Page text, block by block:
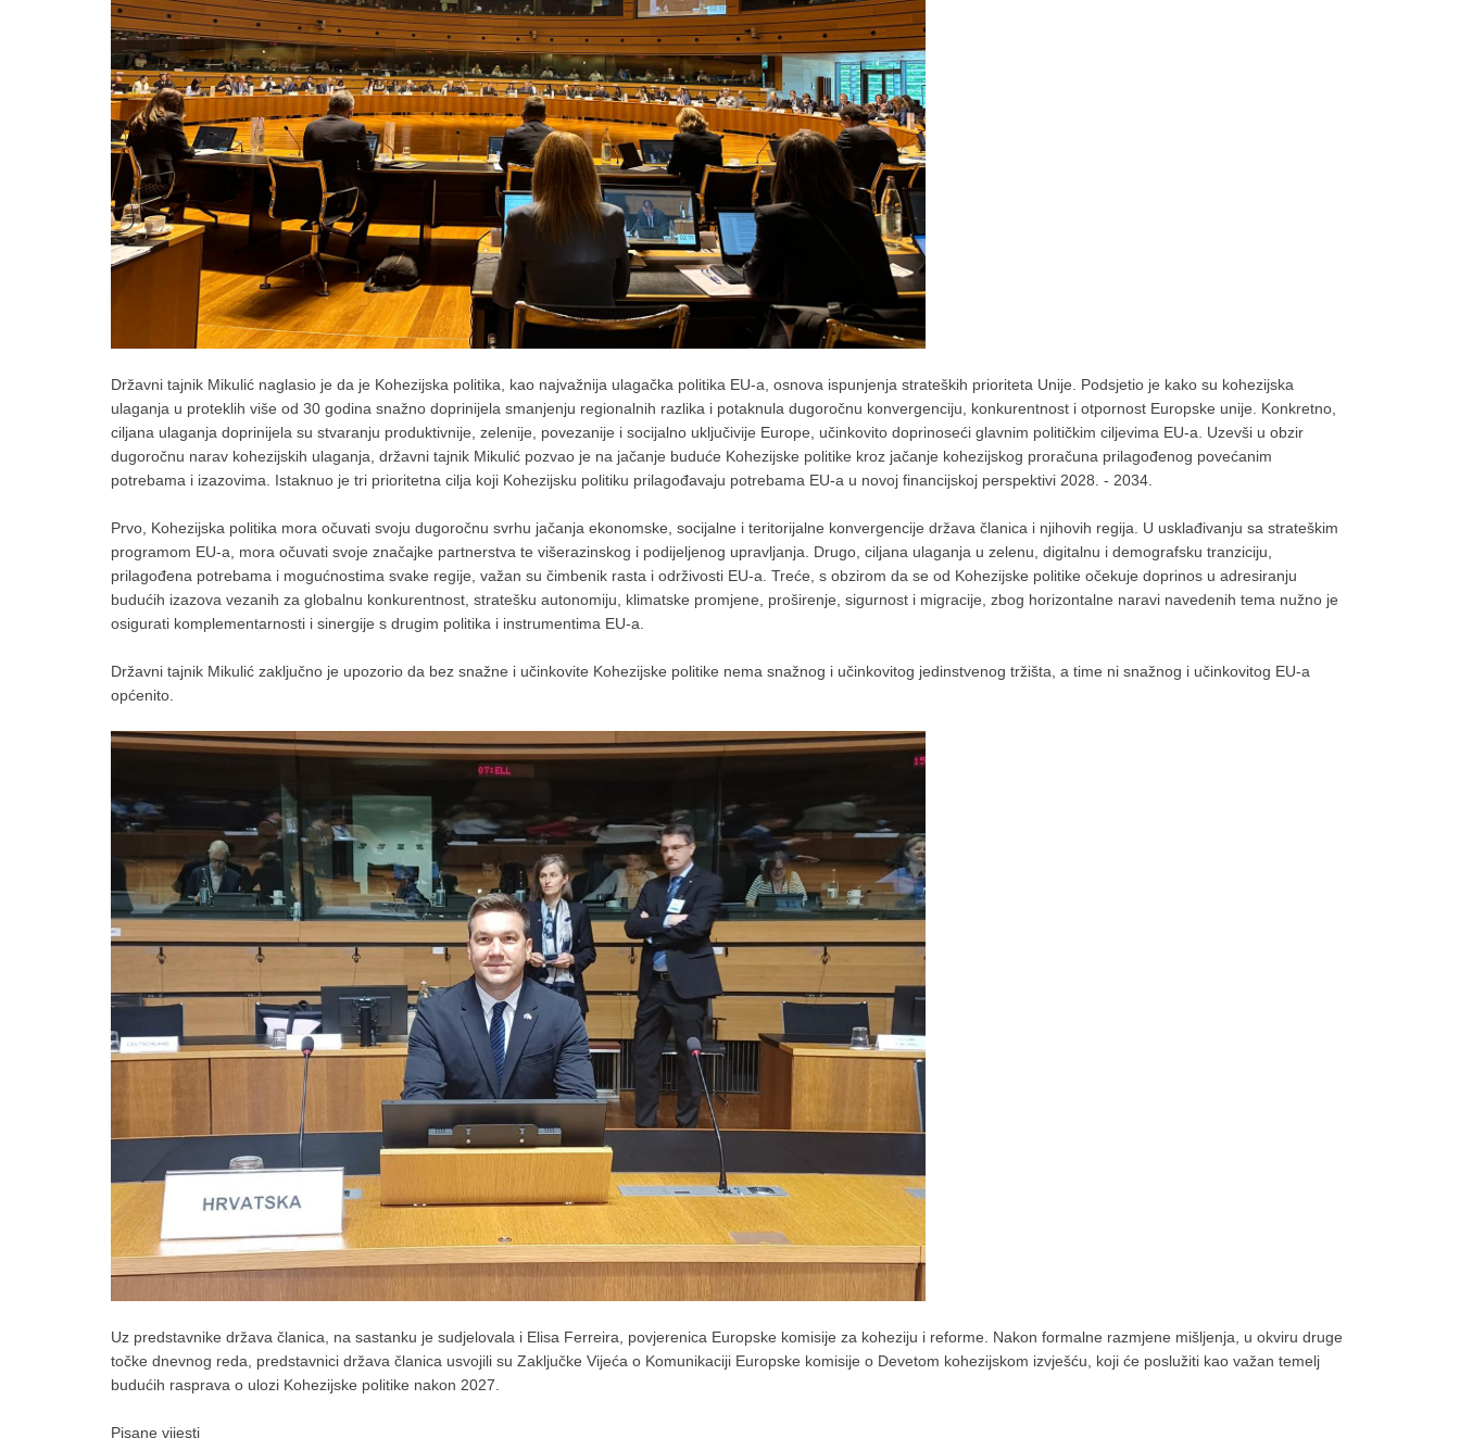
Državni tajnik Mikulić naglasio je da je Kohezijska politika, kao najvažnija ulagačka politika EU-a, osnova ispunjenja strateških prioriteta Unije. Podsjetio je kako su kohezijska
ulaganja u proteklih više od 30 godina snažno doprinijela smanjenju regionalnih razlika i potaknula dugoročnu konvergenciju, konkurentnost i otpornost Europske unije. Konkretno,
ciljana ulaganja doprinijela su stvaranju produktivnije, zelenije, povezanije i socijalno uključivije Europe, učinkovito doprinoseći glavnim političkim ciljevima EU-a. Uzevši u obzir
dugoročnu narav kohezijskih ulaganja, državni tajnik Mikulić pozvao je na jačanje buduće Kohezijske politike kroz jačanje kohezijskog proračuna prilagođenog povećanim
potrebama i izazovima. Istaknuo je tri prioritetna cilja koji Kohezijsku politiku prilagođavaju potrebama EU-a u novoj financijskoj perspektivi 2028. - 2034.
Prvo, Kohezijska politika mora očuvati svoju dugoročnu svrhu jačanja ekonomske, socijalne i teritorijalne konvergencije država članica i njihovih regija. U usklađivanju sa strateškim
programom EU-a, mora očuvati svoje značajke partnerstva te višerazinskog i podijeljenog upravljanja. Drugo, ciljana ulaganja u zelenu, digitalnu i demografsku tranziciju,
prilagođena potrebama i mogućnostima svake regije, važan su čimbenik rasta i održivosti EU-a. Treće, s obzirom da se od Kohezijske politike očekuje doprinos u adresiranju
budućih izazova vezanih za globalnu konkurentnost, stratešku autonomiju, klimatske promjene, proširenje, sigurnost i migracije, zbog horizontalne naravi navedenih tema nužno je
osigurati komplementarnosti i sinergije s drugim politika i instrumentima EU-a.
Državni tajnik Mikulić zaključno je upozorio da bez snažne i učinkovite Kohezijske politike nema snažnog i učinkovitog jedinstvenog tržišta, a time ni snažnog i učinkovitog EU-a
općenito.
Uz predstavnike država članica, na sastanku je sudjelovala i Elisa Ferreira, povjerenica Europske komisije za koheziju i reforme. Nakon formalne razmjene mišljenja, u okviru druge
točke dnevnog reda, predstavnici država članica usvojili su Zaključke Vijeća o Komunikaciji Europske komisije o Devetom kohezijskom izvješću, koji će poslužiti kao važan temelj
budućih rasprava o ulozi Kohezijske politike nakon 2027.
Pisane vijesti